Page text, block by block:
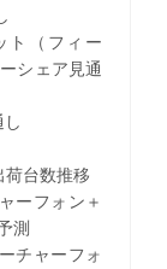
（フィー
シェア見通
台数推移
フォン＋
測
ャーフォ